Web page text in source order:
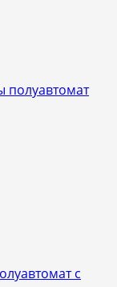
полуавтомат
с